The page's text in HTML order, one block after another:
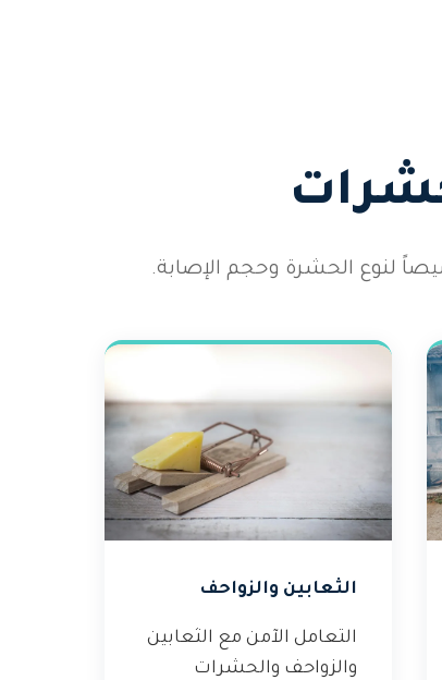
لنوع الحشرة وحجم الإصابة.
الثعابين والزواحف
التعامل الآمن مع الثعابين
والزواحف والحشرات